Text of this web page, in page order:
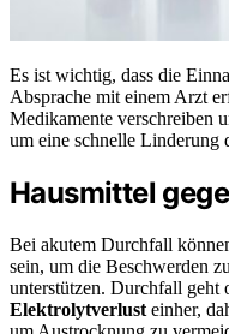
Es ist wichtig, dass die
Absprache mit einem Arzt
Medikamente verschreiben
um eine schnelle Linderung
Hausmittel
Bei akutem Durchfall
sein, um die Beschwerden
unterstützen. Durchfall geht
Elektrolytverlust einher,